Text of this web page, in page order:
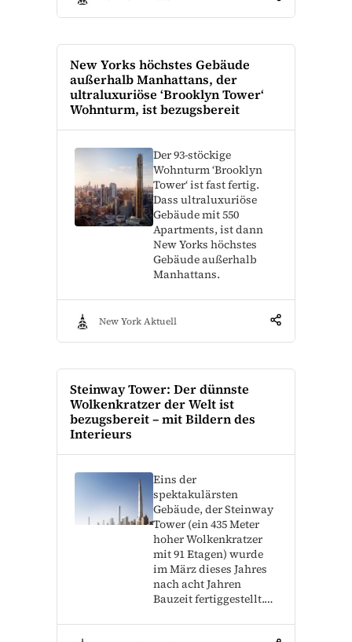
New Yorks höchstes Gebäude
außerhalb Manhattans, der
ultraluxuriöse ‘Brooklyn Tower‘
Wohnturm, ist bezugsbereit
Der 93-stöckige
Wohnturm ‘Brooklyn
Tower‘ ist fast fertig.
Dass ultraluxuriöse
Gebäude mit 550
Apartments, ist dann
New Yorks höchstes
Gebäude außerhalb
Manhattans.
New York Aktuell
Steinway Tower: Der dünnste
Wolkenkratzer der Welt ist
bezugsbereit – mit Bildern des
Interieurs
Eins der
spektakulärsten
Gebäude, der Steinway
Tower (ein 435 Meter
hoher Wolkenkratzer
mit 91 Etagen) wurde
im März dieses Jahres
nach acht Jahren
Bauzeit fertiggestellt.…